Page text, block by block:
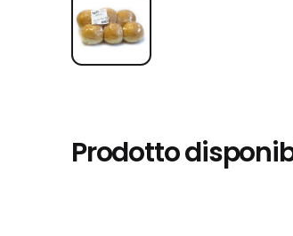
Prodotto